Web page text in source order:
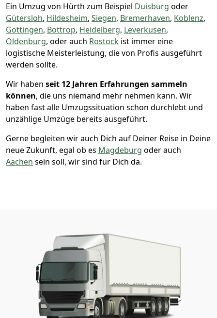
Ein Umzug von Hürth zum Beispiel Duisburg oder
Gütersloh, Hildesheim, Siegen, Bremer­haven, Koblenz,
Göttingen, Bottrop, Heidelberg, Leverkusen,
Oldenburg, oder auch Rostock ist immer eine
logistische Meisterleistung, die von Profis ausgeführt
werden sollte.
Wir haben seit 12 Jahren Erfahrungen sammeln
können, die uns niemand mehr nehmen kann. Wir
haben fast alle Umzugssituation schon durchlebt und
unzählige Umzüge bereits ausgeführt.
Gerne begleiten wir auch Dich auf Deiner Reise in Deine
neue Zukunft, egal ob es Magdeburg oder auch
Aachen sein soll, wir sind für Dich da.